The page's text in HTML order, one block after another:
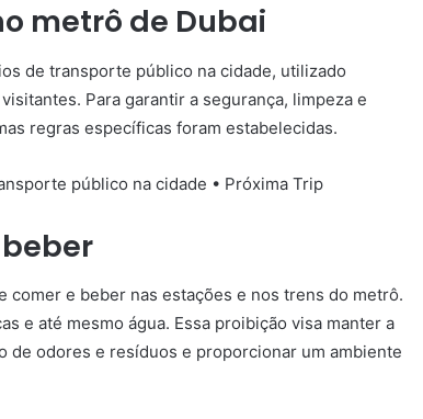
metrô de Dubai
de transporte público na cidade, utilizado
Para garantir a segurança, limpeza e
regras específicas foram estabelecidas.
comer e beber nas estações e nos trens do metrô.
e até mesmo água. Essa proibição visa manter a
de odores e resíduos e proporcionar um ambiente